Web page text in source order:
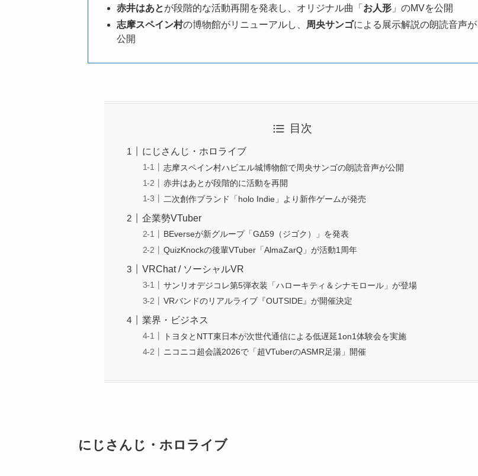
赤井はあとが段階的な活動再開を発表し、オリジナル曲「 お人形 」のMVを公開
志摩スペイン村の博物館がリニューアルし、 周央サンゴによる展示解説の朗読音声が
公開
目次
にじさんじ・ホロライブ
志摩スペイン村ハビエル城博物館で周央サンゴの朗読音声が公開
赤井はあとが段階的に活動を再開
二次創作ブランド「holo Indie」より新作ゲームが発売
企業勢VTuber
BEverseが新グループ「GΔ59（ジゴク）」を発表
QuizKnockの後輩VTuber「AlmaZarQ」が活動1周年
VRChat / ソーシャルVR
サンリオデジコレ第5弾衣装「ハローキティ＆シナモロール」が登場
VRバンドのリアルライブ『OUTSIDE』が開催決定
業界・ビジネス
トヨタとNTT東日本が次世代通信による低遅延1on1体験会を実施
ニコニコ超会議2026で「超VTuberのASMR足湯」開催
にじさんじ・ホロライブ